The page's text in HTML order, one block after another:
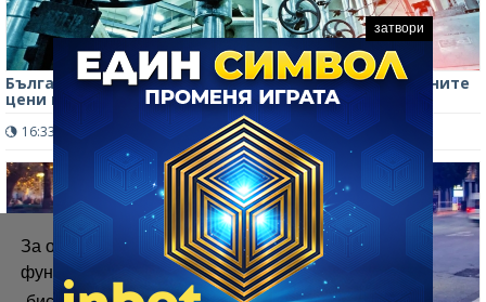
За осигуряване на правилното
функциониране на уебсайта ние използваме
България отчита най-силен ръст на производствените
цени в ЕС
16:33 ч. 187 0
затвори